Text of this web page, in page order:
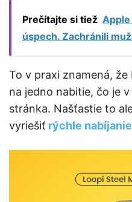
Prečítajte si tiež
úspech. Zachránili
To v praxi znamená,
na jedno nabitie, čo je
stránka. Našťastie to
vyriešiť rýchle nabíjanie